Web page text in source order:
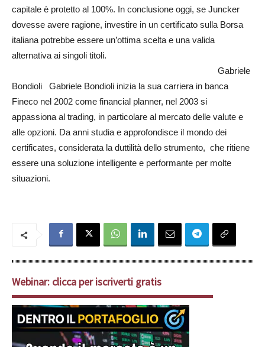
capitale è protetto al 100%. In conclusione oggi, se Juncker
dovesse avere ragione, investire in un certificato sulla Borsa
italiana potrebbe essere un’ottima scelta e una valida
alternativa ai singoli titoli.
Gabriele
Bondioli Gabriele Bondioli inizia la sua carriera in banca
Fineco nel 2002 come financial planner, nel 2003 si
appassiona al trading, in particolare al mercato delle valute e
alle opzioni. Da anni studia e approfondisce il mondo dei
certificates, considerata la duttilità dello strumento, che ritiene
essere una soluzione intelligente e performante per molte
situazioni.
Webinar: clicca per iscriverti gratis